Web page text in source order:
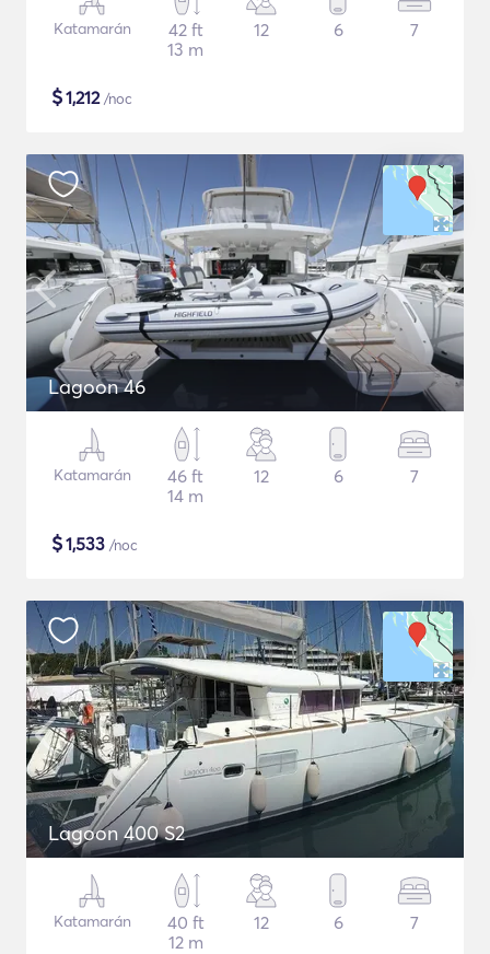
Katamarán
42 ft
13 m
12 6 7
$1,212/noc
Lagoon 46
Katamarán
46 ft
14 m
12 6 7
$1,533 /noc
Lagoon 400 S2
Katamarán
40 ft
12 m
12 6 7